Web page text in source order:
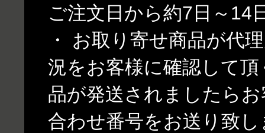
ご注文日から約7日～14
・ お取り寄せ商品が代
況をお客様に確認して
品が発送されましたら
合わせ番号をお送り致し